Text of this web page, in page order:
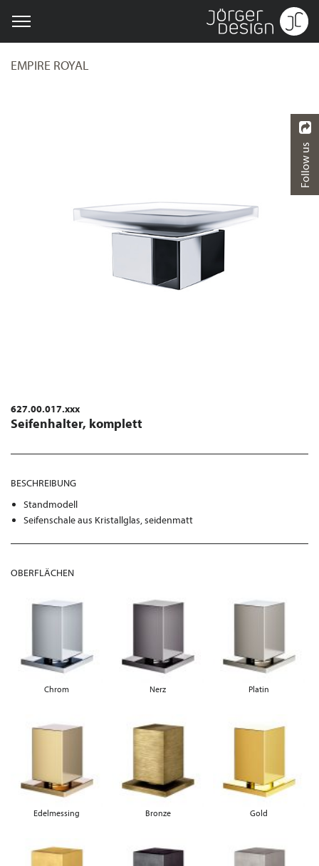
EMPIRE ROYAL
627.00.017.xxx
Seifenhalter, komplett
BESCHREIBUNG
Standmodell
Seifenschale aus Kristallglas, seidenmatt
OBERFLÄCHEN
Chrom Nerz Platin
Edelmessing Bronze Gold
Follow us